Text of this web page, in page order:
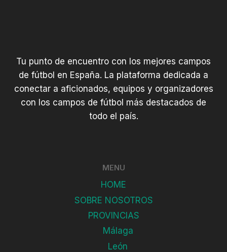
Tu punto de encuentro con los mejores campos
de fútbol en España. La plataforma dedicada a
conectar a aficionados, equipos y organizadores
con los campos de fútbol más destacados de
todo el país.
MENU
HOME
SOBRE NOSOTROS
PROVINCIAS
Málaga
León